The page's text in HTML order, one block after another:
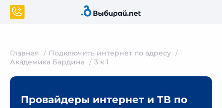
Главная
Подключить интернет по адресу
Академика Бардина
3 к 1
Провайдеры интернет и ТВ по